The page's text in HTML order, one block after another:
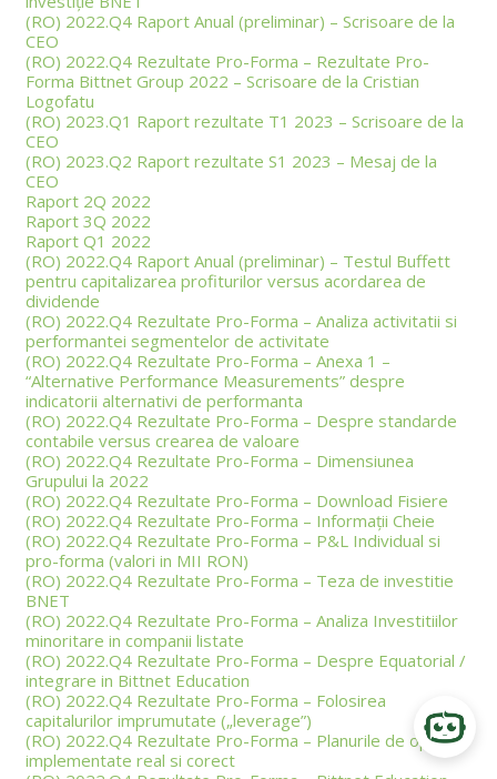
(RO) 2022.Q4 Raport Anual (preliminar) – Scrisoare de la
CEO
(RO) 2022.Q4 Rezultate Pro-Forma – Rezultate Pro-
Forma Bittnet Group 2022 – Scrisoare de la Cristian
Logofatu
(RO) 2023.Q1 Raport rezultate T1 2023 – Scrisoare de la
CEO
(RO) 2023.Q2 Raport rezultate S1 2023 – Mesaj de la
CEO
Raport 2Q 2022
Raport 3Q 2022
Raport Q1 2022
(RO) 2022.Q4 Raport Anual (preliminar) – Testul Buffett
pentru capitalizarea profiturilor versus acordarea de
dividende
(RO) 2022.Q4 Rezultate Pro-Forma – Analiza activitatii si
performantei segmentelor de activitate
(RO) 2022.Q4 Rezultate Pro-Forma – Anexa 1 –
“Alternative Performance Measurements” despre
indicatorii alternativi de performanta
(RO) 2022.Q4 Rezultate Pro-Forma – Despre standarde
contabile versus crearea de valoare
(RO) 2022.Q4 Rezultate Pro-Forma – Dimensiunea
Grupului la 2022
(RO) 2022.Q4 Rezultate Pro-Forma – Download Fisiere
(RO) 2022.Q4 Rezultate Pro-Forma – Informații Cheie
(RO) 2022.Q4 Rezultate Pro-Forma – P&L Individual si
pro-forma (valori in MII RON)
(RO) 2022.Q4 Rezultate Pro-Forma – Teza de investitie
BNET
(RO) 2022.Q4 Rezultate Pro-Forma – Analiza Investitiilor
minoritare in companii listate
(RO) 2022.Q4 Rezultate Pro-Forma – Despre Equatorial /
integrare in Bittnet Education
(RO) 2022.Q4 Rezultate Pro-Forma – Folosirea
capitalurilor imprumutate („leverage”)
(RO) 2022.Q4 Rezultate Pro-Forma – Planurile de optiuni
implementate real si corect